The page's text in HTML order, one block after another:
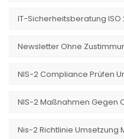
IT-Sicherheitsberatung ISO
Newsletter Ohne
NIS-2 Compliance Prüfen
NIS-2 Maßnahmen Gegen
Nis-2 Richtlinie Umsetzung